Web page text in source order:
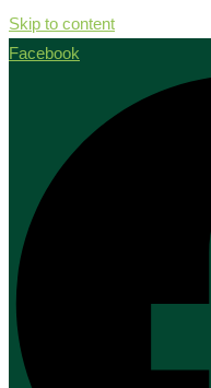
Skip to content
Facebook